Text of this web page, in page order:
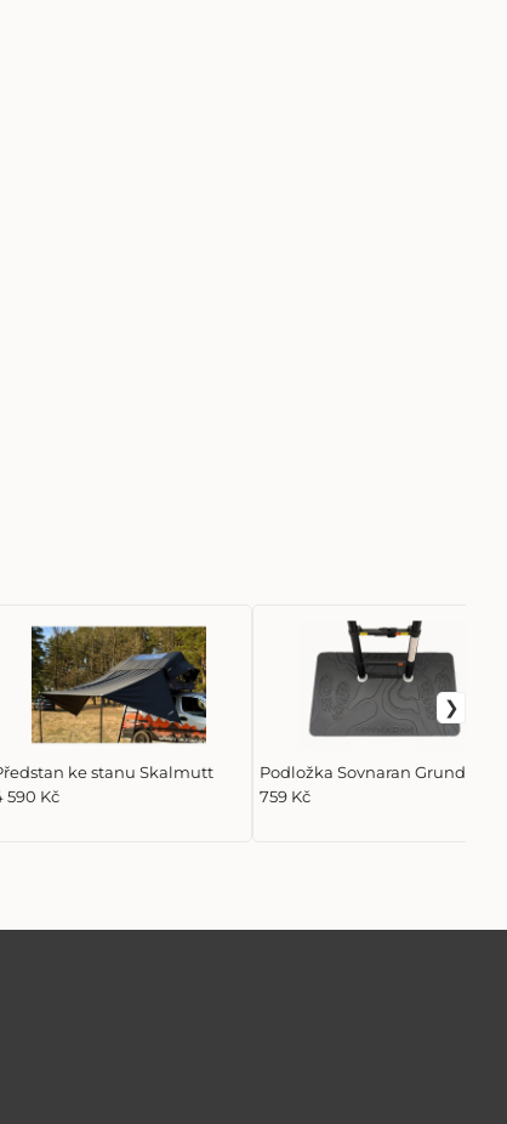
ke stanu Skalmutt
590 Kč
Podložka Sovnaran Grund
759 Kč